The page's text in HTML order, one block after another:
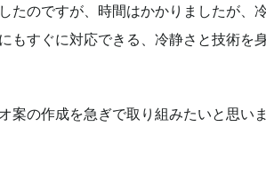
たのですが、時間はかかりましたが、
もすぐに対応できる、冷静さと技術を
の作成を急ぎで取り組みたいと思いま